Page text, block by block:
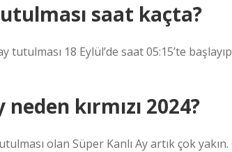
saat kaçta?
tutulması 18 Eylül’de saat 05:15’te
kırmızı 2024?
olan Süper Kanlı Ay artık çok